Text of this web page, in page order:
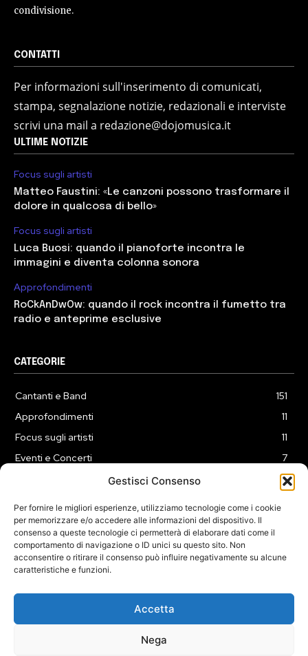
Gestisci Consenso
Per fornire le migliori esperienze, utilizziamo tecnologie come i cookie
per memorizzare e/o accedere alle informazioni del dispositivo. Il
consenso a queste tecnologie ci permetterà di elaborare dati come il
comportamento di navigazione o ID unici su questo sito. Non
acconsentire o ritirare il consenso può influire negativamente su alcune
caratteristiche e funzioni.
Accetta
Nega
condivisione.
CONTATTI
Per informazioni sull'inserimento di comunicati,
stampa, segnalazione notizie, redazionali e interviste
scrivi una mail a redazione@dojomusica.it
ULTIME NOTIZIE
Focus sugli artisti
Matteo Faustini: «Le canzoni possono trasformare il
dolore in qualcosa di bello»
Focus sugli artisti
Luca Buosi: quando il pianoforte incontra le
immagini e diventa colonna sonora
Approfondimenti
RoCkAnDwOw: quando il rock incontra il fumetto tra
radio e anteprime esclusive
CATEGORIE
Cantanti e Band
151
Approfondimenti
11
Focus sugli artisti
11
Eventi e Concerti
7
3
COOKIE POLICY (UE)
Sede legale in Via Alessio Baldovinetti 13 - 00142 - Roma - P.Iva: